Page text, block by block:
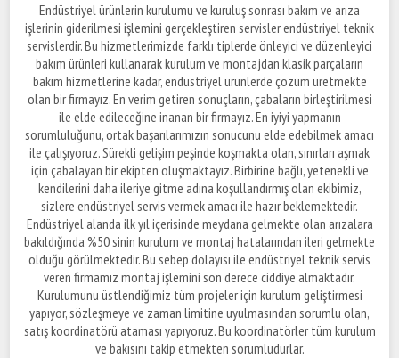
Endüstriyel ürünlerin kurulumu ve kuruluş sonrası bakım ve arıza
işlerinin giderilmesi işlemini gerçekleştiren servisler endüstriyel teknik
servislerdir. Bu hizmetlerimizde farklı tiplerde önleyici ve düzenleyici
bakım ürünleri kullanarak kurulum ve montajdan klasik parçaların
bakım hizmetlerine kadar, endüstriyel ürünlerde çözüm üretmekte
olan bir firmayız. En verim getiren sonuçların, çabaların birleştirilmesi
ile elde edileceğine inanan bir firmayız. En iyiyi yapmanın
sorumluluğunu, ortak başarılarımızın sonucunu elde edebilmek amacı
ile çalışıyoruz. Sürekli gelişim peşinde koşmakta olan, sınırları aşmak
için çabalayan bir ekipten oluşmaktayız. Birbirine bağlı, yetenekli ve
kendilerini daha ileriye gitme adına koşullandırmış olan ekibimiz,
sizlere endüstriyel servis vermek amacı ile hazır beklemektedir.
Endüstriyel alanda ilk yıl içerisinde meydana gelmekte olan arızalara
bakıldığında %50 sinin kurulum ve montaj hatalarından ileri gelmekte
olduğu görülmektedir. Bu sebep dolayısı ile endüstriyel teknik servis
veren firmamız montaj işlemini son derece ciddiye almaktadır.
Kurulumunu üstlendiğimiz tüm projeler için kurulum geliştirmesi
yapıyor, sözleşmeye ve zaman limitine uyulmasından sorumlu olan,
satış koordinatörü ataması yapıyoruz. Bu koordinatörler tüm kurulum
ve bakısını takip etmekten sorumludurlar.